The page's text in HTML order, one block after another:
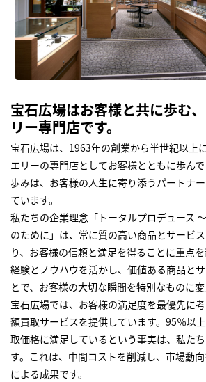
宝石広場はお客様と共に歩む
リー専門店です。
宝石広場は、1963年の創業から半世紀以上
エリーの専門店としてお客様とともに歩ん
歩みは、お客様の人生に寄り添うパートナ
ています。
私たちの企業理念「トータルプロデュース
のために」は、常に質の高い商品とサービ
り、お客様の信頼と満足を得ることに重点
経験とノウハウを活かし、価値ある商品と
とで、お客様の大切な瞬間を特別なものに変
宝石広場では、お客様の満足度を最優先に
額買取サービスを提供しています。95％以
取価格に満足しているという事実は、私た
す。これは、中間コストを削減し、市場動
による成果です。